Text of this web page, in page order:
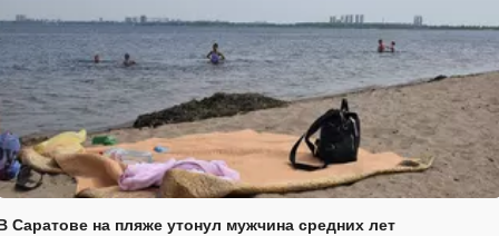
Саратове на пляже утонул мужчина средних лет